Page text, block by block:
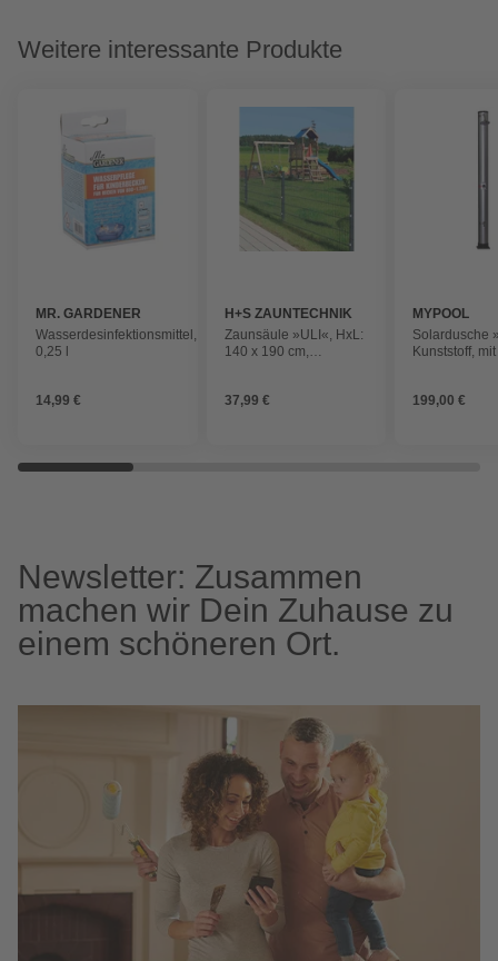
Weitere interessante Produkte
MR. GARDENER
Wasserdesinfektionsmittel,
0,25 l
14,99 €
H+S ZAUNTECHNIK
Zaunsäule »ULI«, HxL:
140 x 190 cm,
37,99 €
MYPOOL
Solardusche
Kunststoff,
199,00 €
Newsletter: Zusammen
machen wir Dein Zuhause zu
einem schöneren Ort.